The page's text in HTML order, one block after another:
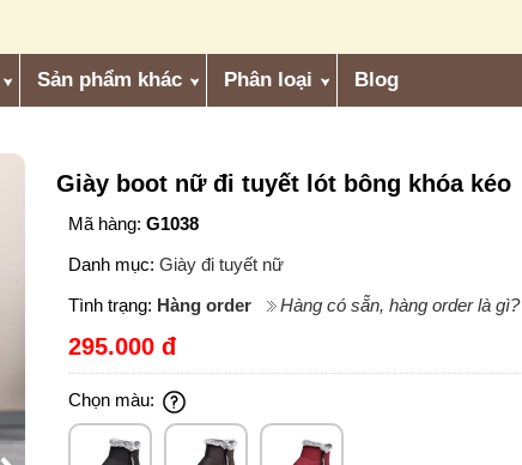
Sản phẩm khác Phân loại Blog
Giày boot nữ đi tuyết lót bông khóa kéo
Mã hàng:G1038
Danh mục:Giày đi tuyết nữ
Tình trạng: Hàng order Hàng có sẵn, hàng order là gì?
295.000 đ
Chọn màu: